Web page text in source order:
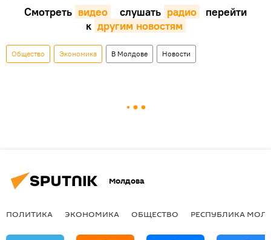
Смотреть видео слушать радио
перейти
к другим новостям
Общество Экономика В Молдове Новости
Молдова
ПОЛИТИКА ЭКОНОМИКА ОБЩЕСТВО РЕСПУБЛИКА